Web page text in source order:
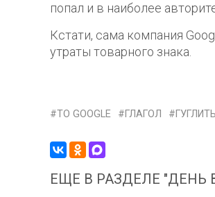
попал и в наиболее
Кстати, сама компания
утраты товарного знака.
TO GOOGLE ГЛАГОЛ ГУГЛИТЬ
ЕЩЕ В РАЗДЕЛЕ "ДЕНЬ